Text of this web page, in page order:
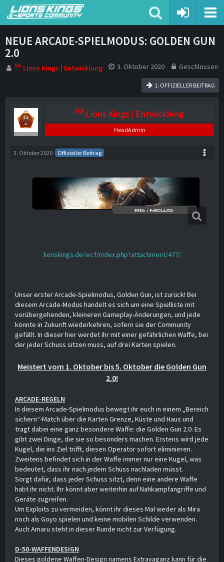
NEUE ARCADE-SPIELMODUS: GOLDEN GUN
2.0
HA Lions Kings | Entwicklung 3. Oktober 2020 Geschlossen
1. OFFIZIELLER BEITRAG
HALions Kings | Entwicklung
HeadAdmin
3. Oktober 2020 Offizieller Beitrag
lionskings.de/wcf/index.php?attachment/477/
Unser erster Arcade-Spielmodus, Golden Gun, ist zurück! Bei
diesem Arcade-Modus handelt es sich um eine Spielliste mit
vorübergehenden, kleineren Gameplay-Änderungen, und jede
könnte in Zukunft wiederkehren, sofern sie der Community
gefällt. In dieser hier werdet ihr mit einer gefährlichen Waffe, bei
der jeder Schuss sitzen muss, auf drei Karten spielen.
Meistert vom 1. Oktober bis 5. Oktober die Golden Gun
2.0!
ARCADE-REGELN
In diesem Arcade-Spielmodus bewegt ihr euch in einem „Bereich
sichern“-Match über die Karten Grenze, Küste und Haus und
tragt dabei eine ganz besondere Waffe: die Golden Gun 2.0. Es
gibt zwei Dinge, die sie so besonders machen. Erstens wird jede
Kugel, die ins Ziel trifft, diesen Operator sofort eliminieren.
Zweitens befindet sich in der Waffe immer nur eine Kugel, was
bedeutet, dass ihr nach jedem Schuss nachladen müsst.
Sorgt dafür, dass jeder Schuss sitzt, denn eine andere Waffe
habt ihr nicht. Ihr könnt aber weiterhin auf Nahkampfangriffe und
Geräte zugreifen.
Um Exploits zu vermeiden, könnt ihr dieses Mal weder als Mira
noch als Goyo spielen und keine mobilen Schilde verwenden.
Auch Amaru steht in dieser Runde nicht zur Verfügung.
D-50-WAFFENDESIGN
Dieses goldene Waffen-Design namens Extravaganz kann für die